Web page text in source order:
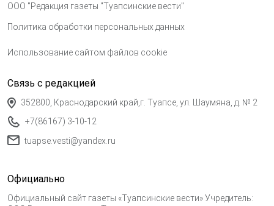
ООО "Редакция газеты "Туапсинские вести"
Политика обработки персональных данных
Использование сайтом файлов cookie
Связь с редакцией
352800, Краснодарский край,г. Туапсе, ул. Шаумяна, д. № 2
+7(86167) 3-10-12
tuapse.vesti@yandex.ru
Официально
Официальный сайт газеты «Туапсинские вести» Учредитель: